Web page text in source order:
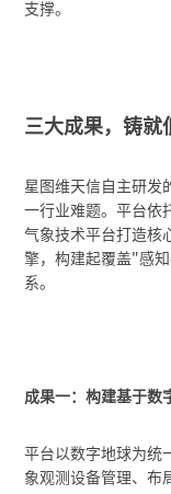
支撑。
三大成果，铸
星图维天信自主研发
一行业难题。平台依
气象技术平台打造核
擎，构建起覆盖"感
系。
成果一：构建基于数
平台以数字地球为统
象观测设备管理、布